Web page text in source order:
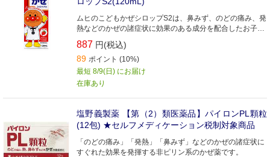
ムヒのこどもかぜシロップS2は、鼻みず、のどの痛み、発
熱などのかぜの諸症状に効果のある成分を配合したお子さ
ま用のかぜ薬です
887 円(税込)
89 ポイント (10%)
最短 8/9(日) にお届け
在庫あり
塩野義製薬 【第（2）類医薬品】パイロンPL顆粒
(12包) ★セルフメディケーション税制対象商品
「のどの痛み」「発熱」「鼻みず」などのかぜの諸症状に
すぐれた効果を発揮する非ピリン系のかぜ薬です。